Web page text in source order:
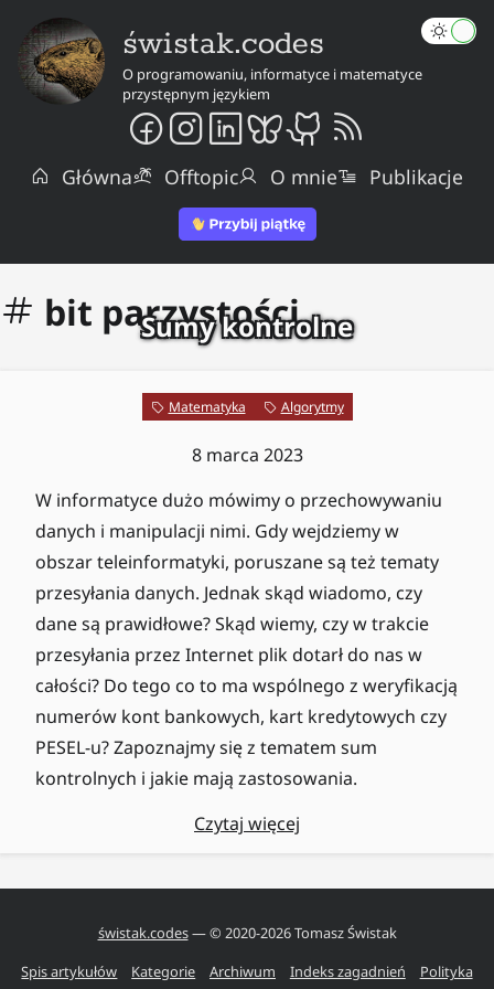
świstak.codes
O programowaniu, informatyce i matematyce
przystępnym językiem
Główna Offtopic O mnie Publikacje
bit parzystości
Sumy kontrolne
Matematyka Algorytmy
8 marca 2023
W informatyce dużo mówimy o przechowywaniu
danych i manipulacji nimi. Gdy wejdziemy w
obszar teleinformatyki, poruszane są też tematy
przesyłania danych. Jednak skąd wiadomo, czy
dane są prawidłowe? Skąd wiemy, czy w trakcie
przesyłania przez Internet plik dotarł do nas w
całości? Do tego co to ma wspólnego z weryfikacją
numerów kont bankowych, kart kredytowych czy
PESEL-u? Zapoznajmy się z tematem sum
kontrolnych i jakie mają zastosowania.
Czytaj więcej
świstak.codes— © 2020-2026Tomasz Świstak
Spis artykułów
Kategorie Archiwum Indeks zagadnień
Polityka